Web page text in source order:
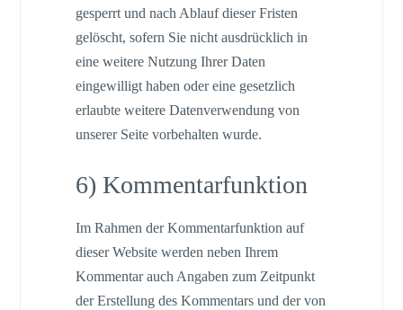
gesperrt und nach Ablauf dieser Fristen
gelöscht, sofern Sie nicht ausdrücklich in
eine weitere Nutzung Ihrer Daten
eingewilligt haben oder eine gesetzlich
erlaubte weitere Datenverwendung von
unserer Seite vorbehalten wurde.
6) Kommentarfunktion
Im Rahmen der Kommentarfunktion auf
dieser Website werden neben Ihrem
Kommentar auch Angaben zum Zeitpunkt
der Erstellung des Kommentars und der von